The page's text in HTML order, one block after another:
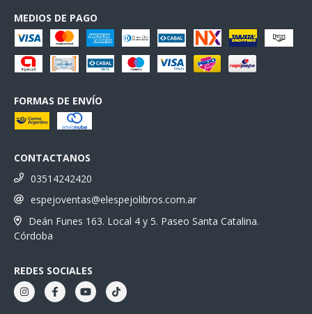
MEDIOS DE PAGO
FORMAS DE ENVÍO
CONTACTANOS
03514242420
espejoventas@elespejolibros.com.ar
Deán Funes 163. Local 4 y 5. Paseo Santa Catalina.
Córdoba
REDES SOCIALES